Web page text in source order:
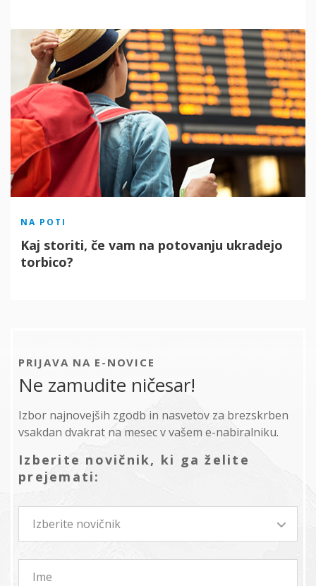
NA POTI
Kaj storiti, če vam na potovanju ukradejo
torbico?
PRIJAVA NA E-NOVICE
Ne zamudite ničesar!
Izbor najnovejših zgodb in nasvetov za brezskrben
vsakdan dvakrat na mesec v vašem e-nabiralniku.
Izberite novičnik, ki ga želite
prejemati:
Izberite novičnik
Ime